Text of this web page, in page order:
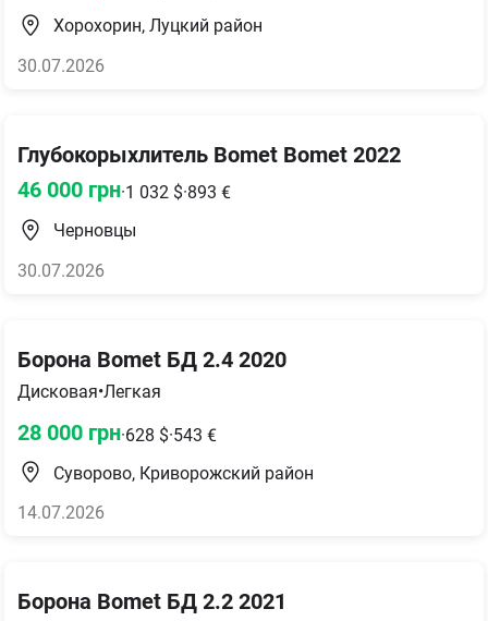
Хорохорин, Луцкий район
30.07.2026
Глубокорыхлитель Bomet Bomet 2022
46 000 грн·1 032 $·893 €
Черновцы
30.07.2026
Борона Bomet БД 2.4 2020
Дисковая•Легкая
28 000 грн·628 $·543 €
Суворово, Криворожский район
14.07.2026
Борона Bomet БД 2.2 2021